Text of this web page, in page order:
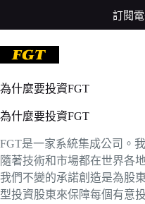
容
訂閱
為什麼要投資FGT
為什麼要投資FGT
FGT是一家系統集成公司。
隨著技術和市場都在世界各
我們不變的承諾創造是為股
型投資股東來保障每個有意